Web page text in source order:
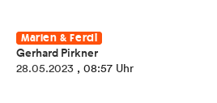
Marlen & Ferdi
Gerhard Pirkner
28.05.2023 , 08:57 Uhr